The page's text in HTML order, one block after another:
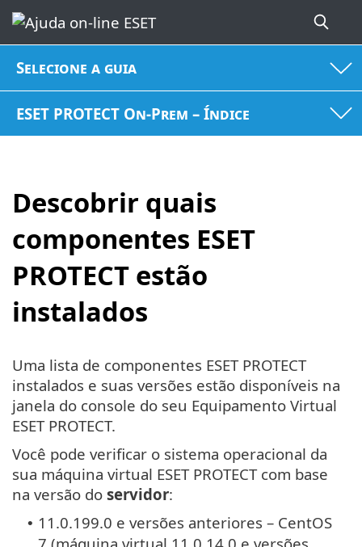
Selecione a guia
ESET PROTECT On-Prem – Índice
Descobrir quais
componentes ESET
PROTECT estão
instalados
Uma lista de componentes ESET PROTECT
instalados e suas versões estão disponíveis na
janela do console do seu Equipamento Virtual
ESET PROTECT.
Você pode verificar o sistema operacional da
sua máquina virtual ESET PROTECT com base
na versão do servidor:
• 11.0.199.0 e versões anteriores – CentOS